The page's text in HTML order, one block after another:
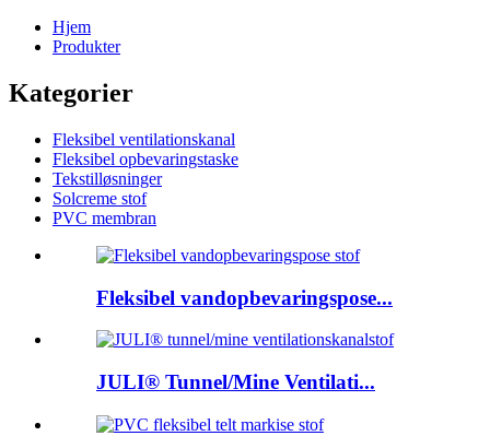
Hjem
Produkter
Kategorier
Fleksibel ventilationskanal
Fleksibel opbevaringstaske
Tekstilløsninger
Solcreme stof
PVC membran
Fleksibel vandopbevaringspose...
JULI® Tunnel/Mine Ventilati...